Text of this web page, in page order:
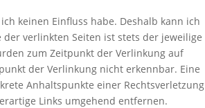
keinen Einfluss habe. Deshalb kann ich
verlinkten Seiten ist stets der jeweilige
zum Zeitpunkt der Verlinkung auf
der Verlinkung nicht erkennbar. Eine
Anhaltspunkte einer Rechtsverletzung
Links umgehend entfernen.